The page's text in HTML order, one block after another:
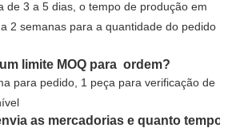
de 3 a 5 dias, o tempo de produção em
2 semanas para a quantidade do pedido
limite MOQ para ordem?
para pedido, 1 peça para verificação de
as mercadorias e quanto tempo